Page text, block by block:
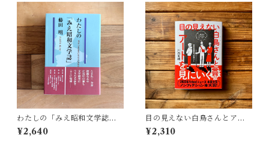
わたしの「みえ昭和文学誌」 |
藤田 明
¥2,640
目の見えない白鳥さんとアー
トを見にいく | 川内 有緒
¥2,310